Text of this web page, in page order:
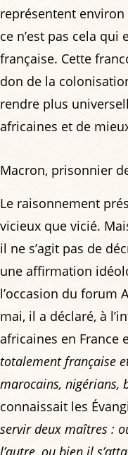
représentent
ce n’est pas cela qui
française. Cette
don de la
rendre plus
africaines et de
Macron, prisonnier
Le raisonnement
vicieux que vicié.
il ne s’agit pas de
une affirmation
l’occasion du forum
mai, il a déclaré, à
africaines en France
totalement française
marocains, nigérians,
connaissait les
servir deux maîtres :
l’autre, ou bien il